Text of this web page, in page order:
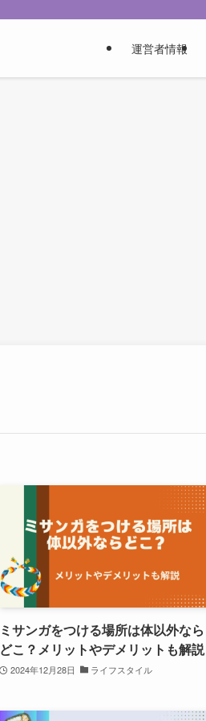
運営者情報
ミサンガをつける場所は体以外なら
どこ？メリットやデメリットも解説
2024年12月28日 ライフスタイル